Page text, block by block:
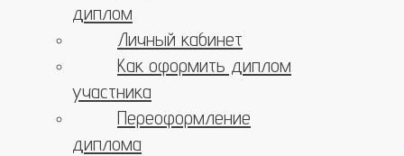
диплом
Личный кабинет
Как оформить диплом
участника
Переоформление
диплома